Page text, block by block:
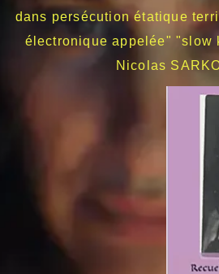
dans persécution étatique
électronique appelée" "slow
Nicolas